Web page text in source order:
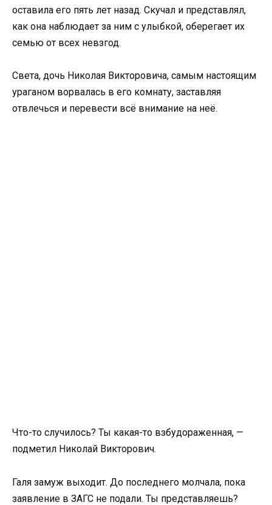
оставила его пять лет назад. Скучал и представлял,
как она наблюдает за ним с улыбкой, оберегает их
семью от всех невзгод.
Света, дочь Николая Викторовича, самым настоящим
ураганом ворвалась в его комнату, заставляя
отвлечься и перевести всё внимание на неё.
Что-то случилось? Ты какая-то взбудораженная, —
подметил Николай Викторович.
Галя замуж выходит. До последнего молчала, пока
заявление в ЗАГС не подали. Ты представляешь?